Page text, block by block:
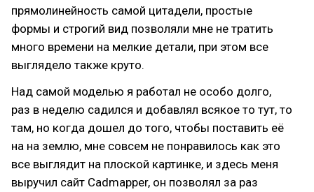
прямолинейность самой цитадели, простые
формы и строгий вид позволяли мне не тратить
много времени на мелкие детали, при этом все
выглядело также круто.
Над самой моделью я работал не особо долго,
раз в неделю садился и добавлял всякое то тут, то
там, но когда дошел до того, чтобы поставить её
на на землю, мне совсем не понравилось как это
все выглядит на плоской картинке, и здесь меня
выручил сайт Cadmapper, он позволял за раз